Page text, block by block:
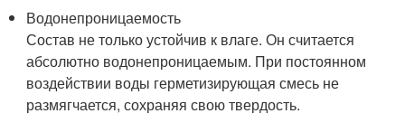
Водонепроницаемость
Состав не только устойчив к влаге. Он считается
абсолютно водонепроницаемым. При постоянном
воздействии воды герметизирующая смесь не
размягчается, сохраняя свою твердость.